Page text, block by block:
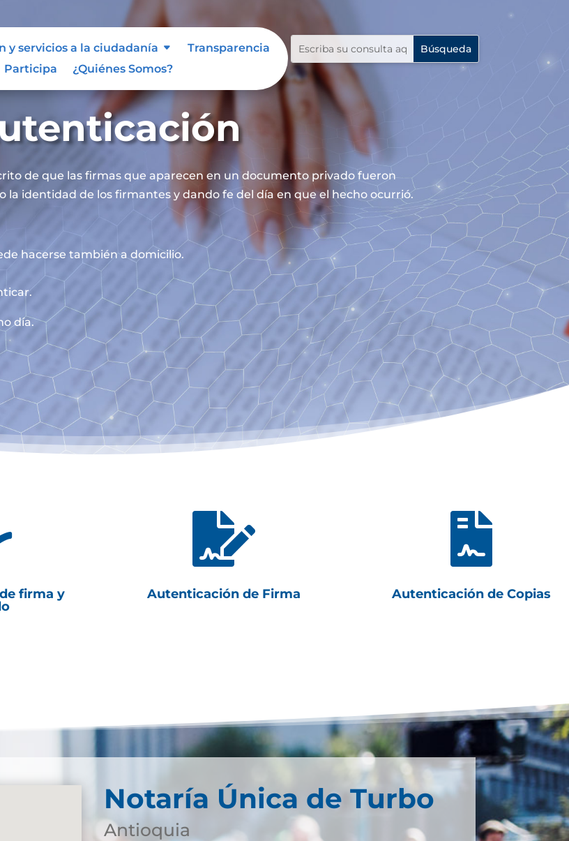
y servicios a la ciudadanía
Transparencia
Participa
¿Quiénes Somos?
de que las firmas que aparecen en un documento privado fueron
la identidad de los firmantes y dando fe del día en que el hecho ocurrió.
hacerse también a domicilio.
día.
firma y

Autenticación de Firma

Autenticación de Copias
Notaría Única de Turbo
Antioquia